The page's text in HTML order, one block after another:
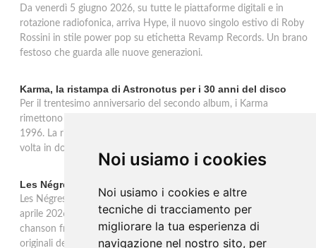
Noi usiamo i cookies
Noi usiamo i cookies e altre
tecniche di tracciamento per
migliorare la tua esperienza di
navigazione nel nostro sito, per
Da venerdì 5 giugno 2026, su tutte le piattaforme digitali e in
rotazione radiofonica, arriva Hype, il nuovo singolo estivo di Roby
Rossini in stile power pop su etichetta Revamp Records. Un brano
festoso che guarda alle nuove generazioni.
Karma, la ristampa di Astronotus per i 30 anni del disco
Per il trentesimo anniversario del secondo album, i Karma
rimettono in circolazione 'Astronotus', uscito originariamente nel
1996. La ristampa Sony Music è disponibile in CD e per la prima
volta in doppio vinile gold 180 grammi con bonus track.
Les Négresses Vertes a Milano: unica data italiana 2026
Les Négresses Vertes tornano in Italia per un'unica data: il 16
aprile 2026 all'Alcatraz di Milano con lo Zobi Tour. Rock acustico,
chanson francese e ritmi mediterranei per uno dei gruppi più
originali della scena musicale francese.